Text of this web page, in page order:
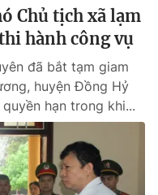
Chủ tịch xã lạm
hành công vụ
đã bắt tạm giam
huyện Đồng Hỷ
hạn trong khi...